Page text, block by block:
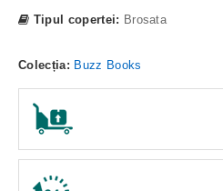
Tipul copertei: Brosata
Colecția: Buzz Books